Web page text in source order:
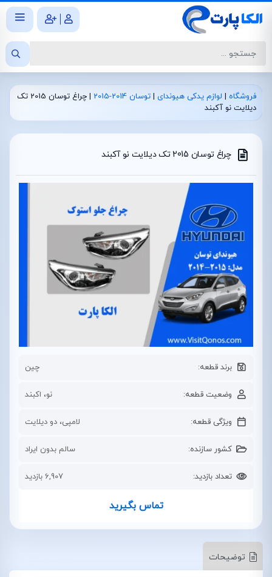
|
فروشگاه | لوازم یدکی هیوندای | توسان 2014-2015 |
چراغ توسان 2015 تک
دیلایت نو آکبند
چراغ توسان 2015 تک دیلایت نو آکبند
برند قطعه: چین
وضعیت قطعه: نو، اکبند
ویژگی قطعه: لامپی، دو دیلایت
کشور سازنده: سالم بدون ایراد
تعداد بازدید: 6,907 بازدید
تماس بگیرید
توضیحات